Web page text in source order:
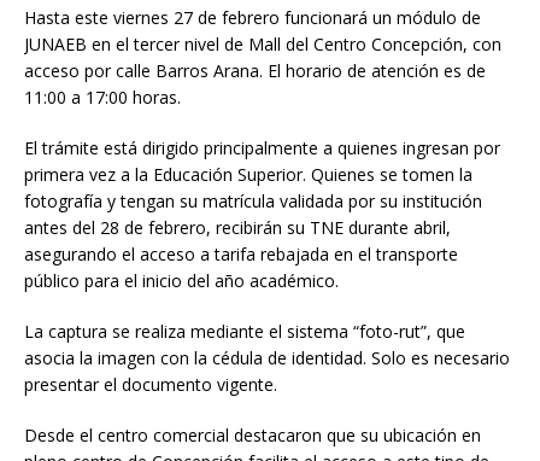
Hasta este viernes 27 de febrero funcionará un módulo de
JUNAEB en el tercer nivel de Mall del Centro Concepción, con
acceso por calle Barros Arana. El horario de atención es de
11:00 a 17:00 horas.
El trámite está dirigido principalmente a quienes ingresan por
primera vez a la Educación Superior. Quienes se tomen la
fotografía y tengan su matrícula validada por su institución
antes del 28 de febrero, recibirán su TNE durante abril,
asegurando el acceso a tarifa rebajada en el transporte
público para el inicio del año académico.
La captura se realiza mediante el sistema “foto-rut”, que
asocia la imagen con la cédula de identidad. Solo es necesario
presentar el documento vigente.
Desde el centro comercial destacaron que su ubicación en